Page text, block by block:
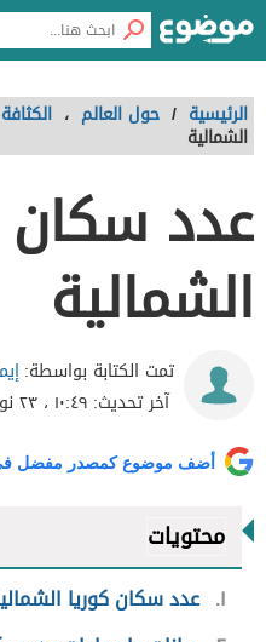
الرئيسية / حول العالم ،
الشمالية
عدد سكان
الشمالية
تمت الكتابة بواسطة:
آخر تحديث: ١٠:٤٩ ، ٢٣ نوفمبر ٢٠٢٣
أضف موضوع كمصدر مفضل
محتويات
١ عدد سكان كوريا الشمالية